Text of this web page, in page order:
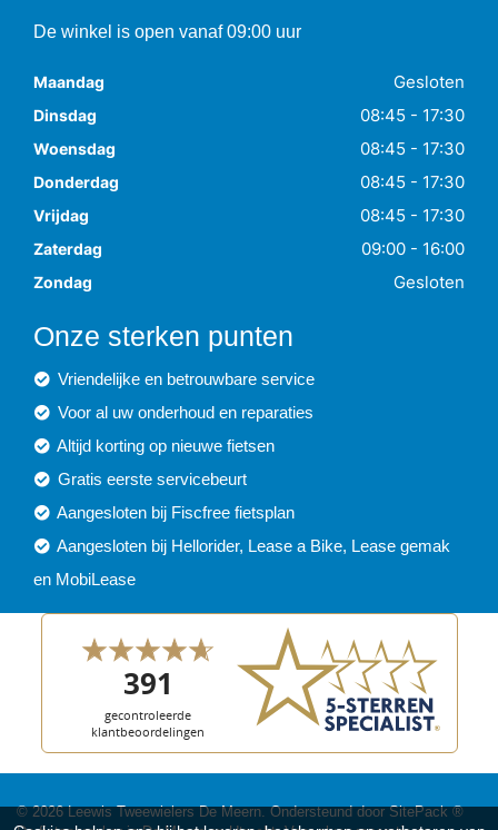
De winkel is open vanaf 09:00 uur
Maandag Gesloten
Dinsdag 08:45 - 17:30
Woensdag 08:45 - 17:30
Donderdag 08:45 - 17:30
Vrijdag 08:45 - 17:30
Zaterdag 09:00 - 16:00
Zondag Gesloten
Onze sterken punten
Vriendelijke en betrouwbare service
Voor al uw onderhoud en reparaties
Altijd korting op nieuwe fietsen
Gratis eerste servicebeurt
Aangesloten bij Fiscfree fietsplan
Aangesloten bij Hellorider, Lease a Bike, Lease gemak
en MobiLease
© 2026 Leewis Tweewielers De Meern. Ondersteund doorSitePack ®